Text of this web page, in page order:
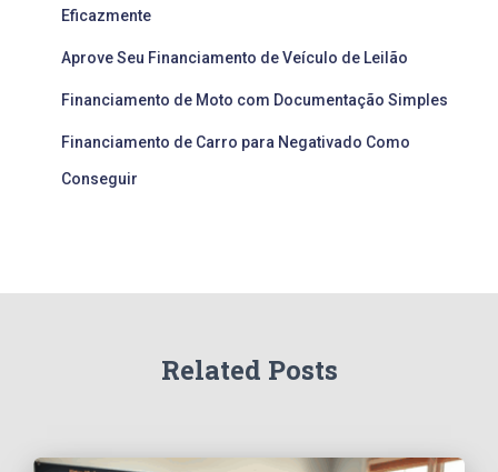
Eficazmente
Aprove Seu Financiamento de Veículo de Leilão
Financiamento de Moto com Documentação Simples
Financiamento de Carro para Negativado Como
Conseguir
Related Posts